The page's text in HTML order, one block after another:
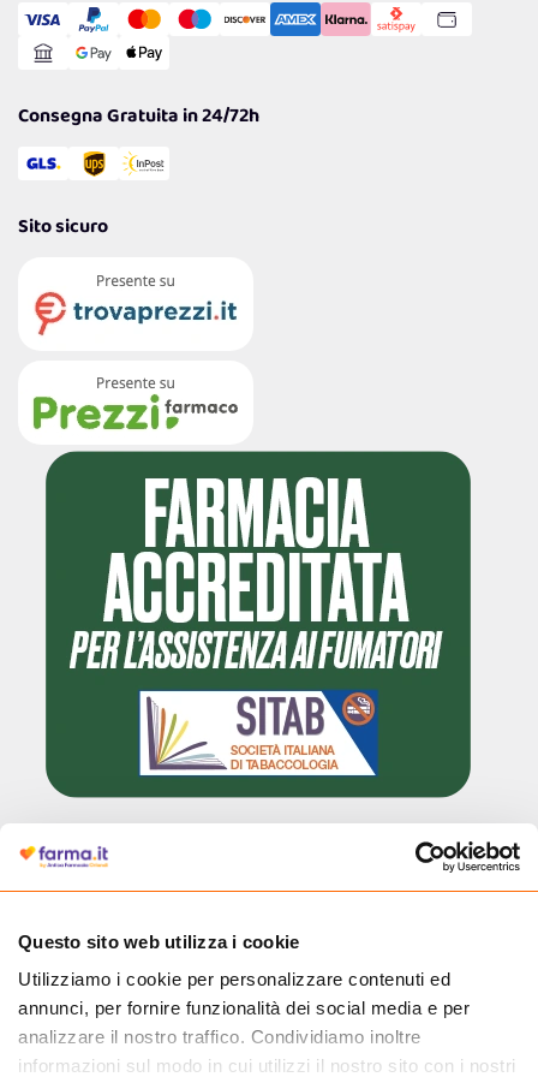
Questo sito web utilizza i cookie
Utilizziamo i cookie per personalizzare contenuti ed
annunci, per fornire funzionalità dei social media e per
analizzare il nostro traffico. Condividiamo inoltre
informazioni sul modo in cui utilizzi il nostro sito con i nostri
Gestisci Cookie
Reso Facile e Veloce
Consegna Gratuita in 24/72h
Sito sicuro
autorizzata dal Ministero della Salute a effettuare la vendita online di